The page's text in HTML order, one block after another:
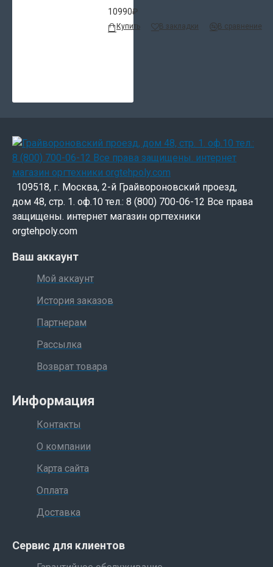
10990₽
Купить В закладки В сравнение
109518, г. Москва, 2-й Грайвороновский проезд,
дом 48, стр. 1. оф.10 тел.: 8 (800) 700-06-12 Все права
защищены. интернет магазин оргтехники
orgtehpoly.com
Ваш аккаунт
Мой аккаунт
История заказов
Партнерам
Рассылка
Возврат товара
Информация
Контакты
О компании
Карта сайта
Оплата
Доставка
Сервис для клиентов